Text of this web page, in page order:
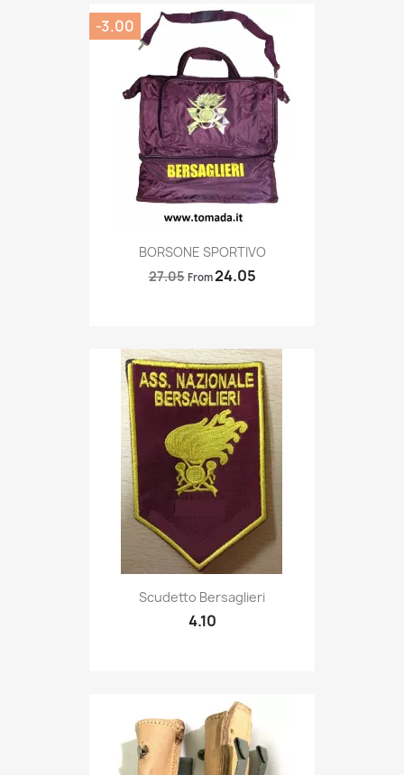
Quick view
BORSONE SPORTIVO
27.05 From24.05
-3.00
Quick view
Scudetto Bersaglieri
4.10